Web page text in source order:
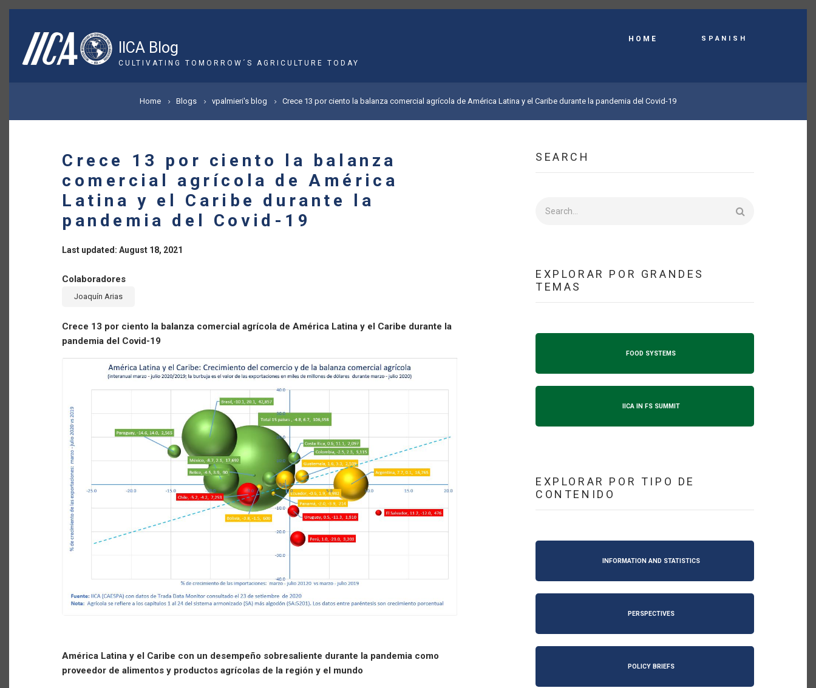
Skip
content
IICA Blog
CULTIVATING TOMORROW´S AGRICULTURE TODAY
HOME Spanish
BREADCRUMB
Home Blogs vpalmieri's blog Crece 13 por ciento la balanza comercial agrícola de América Latina y el Caribe durante la pandemia del Covid-19
Crece 13 por ciento la balanza
comercial agrícola de América
Latina y el Caribe durante la
pandemia del Covid-19
Last updated: August 18, 2021
Colaboradores
Joaquín Arias
Crece 13 por ciento la balanza comercial agrícola de América Latina y el Caribe durante la
pandemia del Covid-19
América Latina y el Caribe con un desempeño sobresaliente durante la pandemia como
proveedor de alimentos y productos agrícolas de la región y el mundo
SEARCH
EXPLORAR POR GRANDES
TEMAS
FOOD SYSTEMS
IICA IN FS SUMMIT
EXPLORAR POR TIPO DE
CONTENIDO
INFORMATION AND STATISTICS
PERSPECTIVES
POLICY BRIEFS